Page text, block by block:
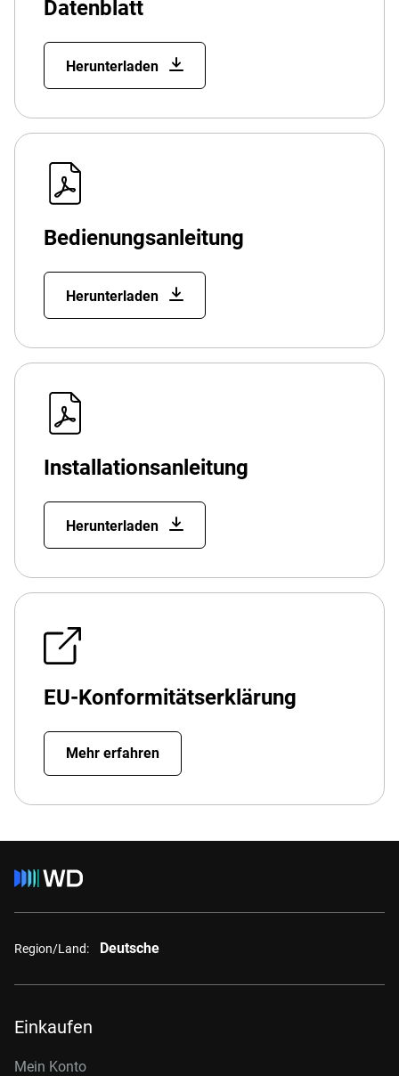
Datenblatt
Herunterladen
Bedienungsanleitung
Herunterladen
Installationsanleitung
Herunterladen
EU-Konformitätserklärung
Mehr erfahren
Region/Land: Deutsche
Einkaufen
Mein Konto